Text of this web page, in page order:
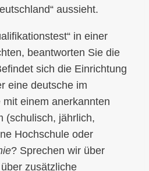
aussieht.
in einer
beantworten Sie die
sich die Einrichtung
eine deutsche im
einem anerkannten
(schulisch, jährlich,
Hochschule oder
? Sprechen wir über
zusätzliche